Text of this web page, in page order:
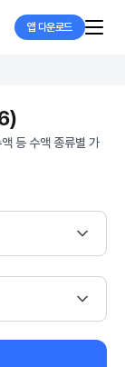
앱 다운로드
등 수액 종류별 가